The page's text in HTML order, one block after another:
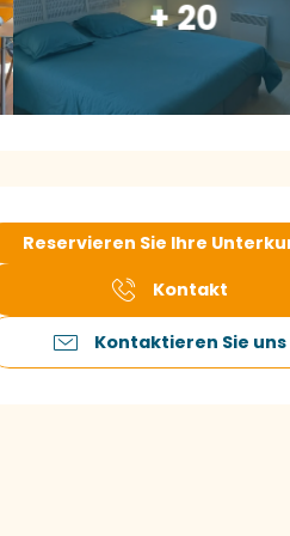
+ 20
Reservieren Sie Ihre
Kontakt
Kontaktieren Sie uns